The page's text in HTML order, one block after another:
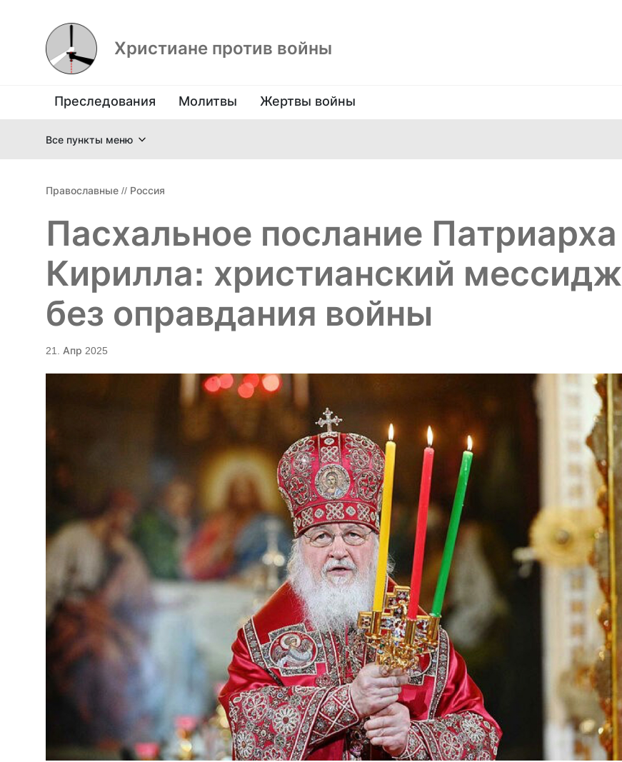
Христиане против войны
Преследования Молитвы Жертвы войны
Все пункты меню
Православные // Россия
Пасхальное послание Патриарха
Кирилла: христианский мессидж
без оправдания войны
21. Апр 2025